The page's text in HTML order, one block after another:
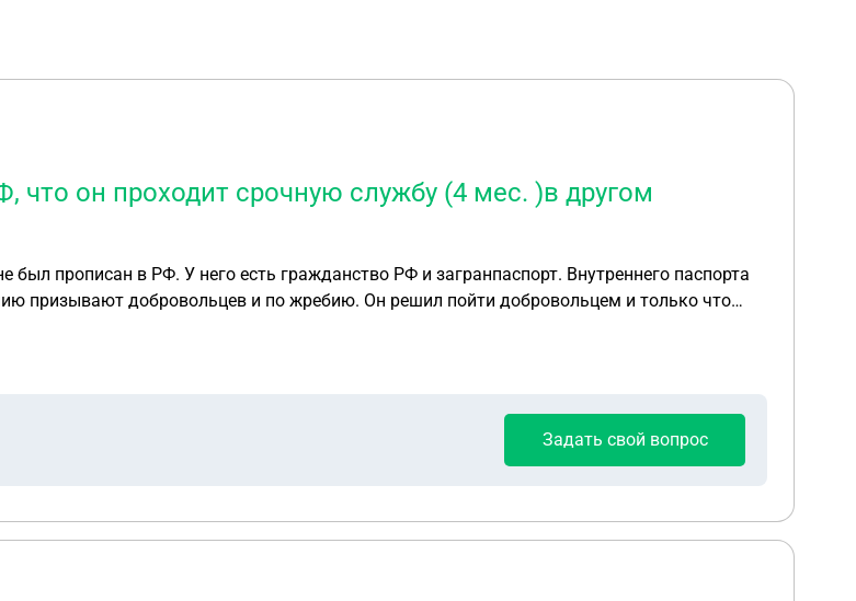
что он проходит срочную службу (4 мес. )в другом
прописан в РФ. У него есть гражданство РФ и загранпаспорт. Внутреннего паспорта
и только что
службу (4 мес. )в другом государстве. Так ли это? У него как раз
Задать свой вопрос